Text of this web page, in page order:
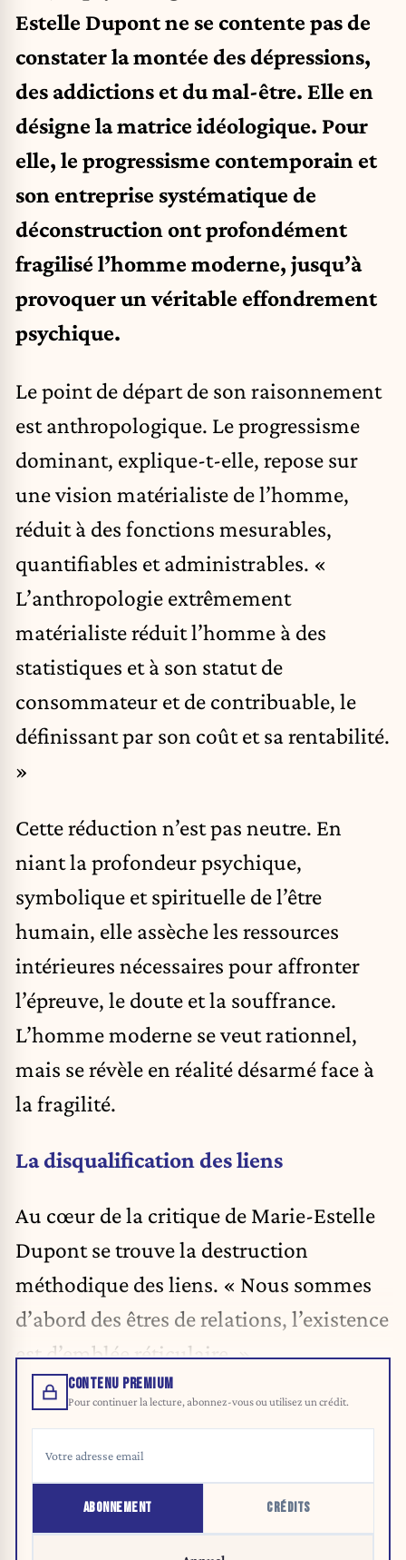
Estelle Dupont ne se contente pas de
constater la montée des dépressions,
des addictions et du mal-être. Elle en
désigne la matrice idéologique. Pour
elle, le progressisme contemporain et
son entreprise systématique de
déconstruction ont profondément
fragilisé l’homme moderne, jusqu’à
provoquer un véritable effondrement
psychique.
Le point de départ de son raisonnement
est anthropologique. Le progressisme
dominant, explique-t-elle, repose sur
une vision matérialiste de l’homme,
réduit à des fonctions mesurables,
quantifiables et administrables. «
L’anthropologie extrêmement
matérialiste réduit l’homme à des
statistiques et à son statut de
consommateur et de contribuable, le
définissant par son coût et sa rentabilité.
»
Cette réduction n’est pas neutre. En
niant la profondeur psychique,
symbolique et spirituelle de l’être
humain, elle assèche les ressources
intérieures nécessaires pour affronter
l’épreuve, le doute et la souffrance.
L’homme moderne se veut rationnel,
mais se révèle en réalité désarmé face à
la fragilité.
La disqualification des liens
Au cœur de la critique de Marie-Estelle
Dupont se trouve la destruction
méthodique des liens. « Nous sommes
d’abord des êtres de relations, l’existence
est d’emblée réticulaire. »
CONTENU PREMIUM
Pour continuer la lecture, abonnez-vous ou utilisez un crédit.
ABONNEMENT CRÉDITS